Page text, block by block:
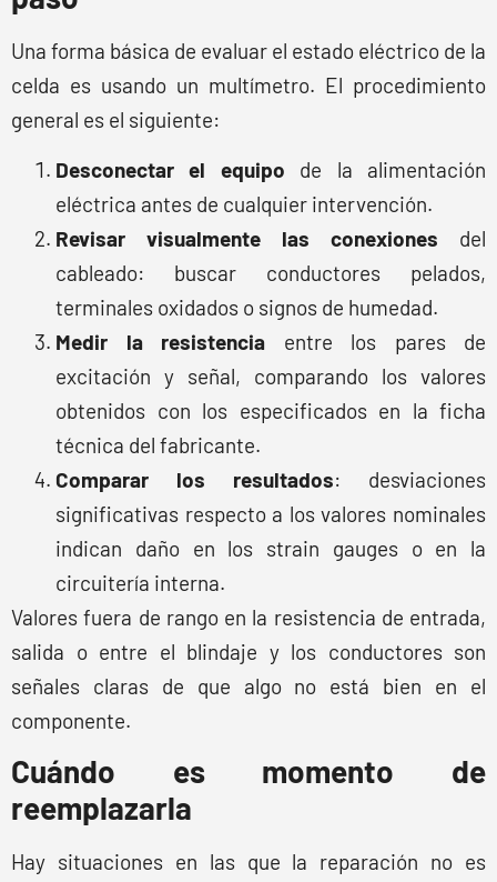
Una forma básica de evaluar el estado eléctrico de la
celda es usando un multímetro. El procedimiento
general es el siguiente:
Desconectar el equipo de la alimentación
eléctrica antes de cualquier intervención.
Revisar visualmente las conexiones del
cableado: buscar conductores pelados,
terminales oxidados o signos de humedad.
Medir la resistencia entre los pares de
excitación y señal, comparando los valores
obtenidos con los especificados en la ficha
técnica del fabricante.
Comparar los resultados: desviaciones
significativas respecto a los valores nominales
indican daño en los strain gauges o en la
circuitería interna.
Valores fuera de rango en la resistencia de entrada,
salida o entre el blindaje y los conductores son
señales claras de que algo no está bien en el
componente.
Cuándo es momento de
reemplazarla
Hay situaciones en las que la reparación no es